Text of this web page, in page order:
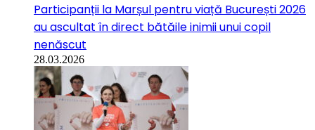
Participanții la Marșul pentru viață București 2026
au ascultat în direct bătăile inimii unui copil
nenăscut
28.03.2026